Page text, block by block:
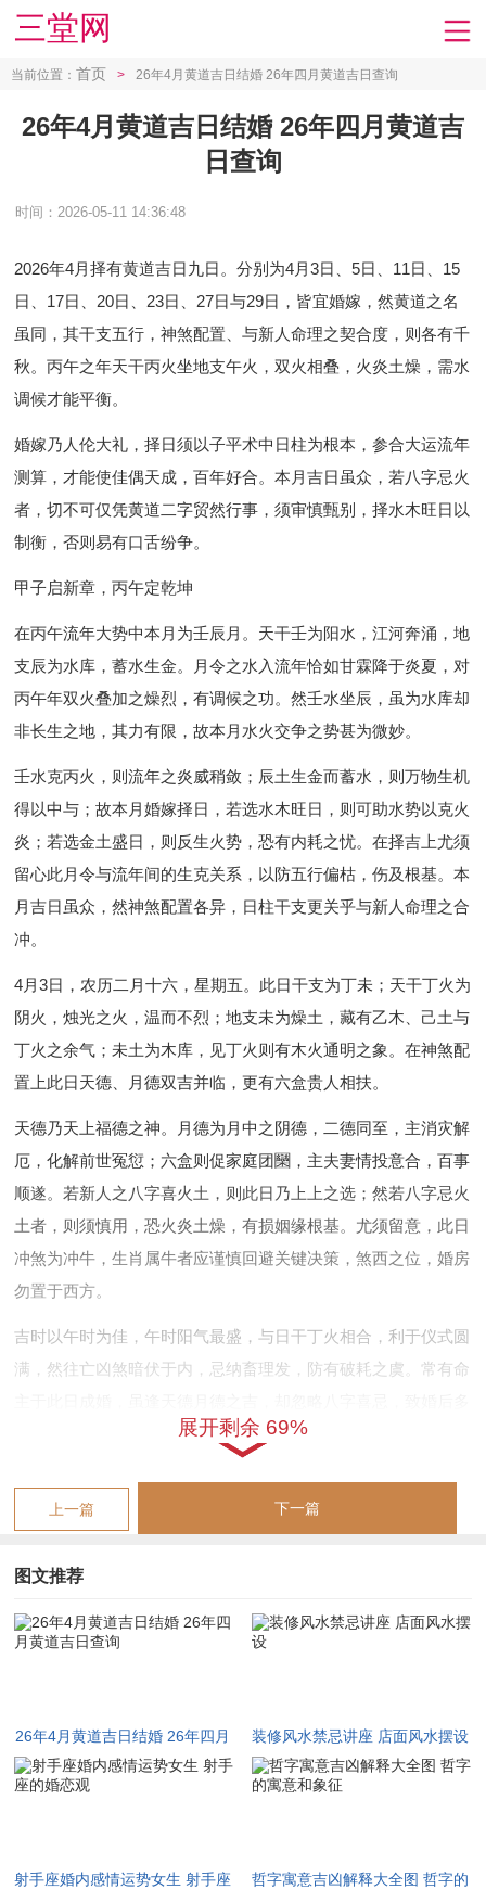
三堂网
当前位置： 首页 > 26年4月黄道吉日结婚 26年四月黄道吉日查询
26年4月黄道吉日结婚 26年四月黄道吉
日查询
时间：2026-05-11 14:36:48
2026年4月择有黄道吉日九日。分别为4月3日、5日、11日、15
日、17日、20日、23日、27日与29日，皆宜婚嫁，然黄道之名
虽同，其干支五行，神煞配置、与新人命理之契合度，则各有千
秋。丙午之年天干丙火坐地支午火，双火相叠，火炎土燥，需水
调候才能平衡。
婚嫁乃人伦大礼，择日须以子平术中日柱为根本，参合大运流年
测算，才能使佳偶天成，百年好合。本月吉日虽众，若八字忌火
者，切不可仅凭黄道二字贸然行事，须审慎甄别，择水木旺日以
制衡，否则易有口舌纷争。
甲子启新章，丙午定乾坤
在丙午流年大势中本月为壬辰月。天干壬为阳水，江河奔涌，地
支辰为水库，蓄水生金。月令之水入流年恰如甘霖降于炎夏，对
丙午年双火叠加之燥烈，有调候之功。然壬水坐辰，虽为水库却
非长生之地，其力有限，故本月水火交争之势甚为微妙。
壬水克丙火，则流年之炎威稍敛；辰土生金而蓄水，则万物生机
得以中与；故本月婚嫁择日，若选水木旺日，则可助水势以克火
炎；若选金土盛日，则反生火势，恐有内耗之忧。在择吉上尤须
留心此月令与流年间的生克关系，以防五行偏枯，伤及根基。本
月吉日虽众，然神煞配置各异，日柱干支更关乎与新人命理之合
冲。
4月3日，农历二月十六，星期五。此日干支为丁未；天干丁火为
阴火，烛光之火，温而不烈；地支未为燥土，藏有乙木、己土与
丁火之余气；未土为木库，见丁火则有木火通明之象。在神煞配
置上此日天德、月德双吉并临，更有六盒贵人相扶。
天德乃天上福德之神。月德为月中之阴德，二德同至，主消灾解
厄，化解前世冤愆；六盒则促家庭团圞，主夫妻情投意合，百事
顺遂。若新人之八字喜火土，则此日乃上上之选；然若八字忌火
土者，则须慎用，恐火炎土燥，有损姻缘根基。尤须留意，此日
冲煞为冲牛，生肖属牛者应谨慎回避关键决策，煞西之位，婚房
勿置于西方。
吉时以午时为佳，午时阳气最盛，与日干丁火相合，利于仪式圆
满，然往亡凶煞暗伏于内，忌纳畜理发，防有破耗之虞。常有命
4月10日，农历二月廿三，星期五。此日干支为甲寅。甲木参天
寅为木之根，双木并立，生机勃勃。月令壬辰之水滋养甲木，有
乃天门之钥，主清贵文雅，婚配得此，夫妻琴瑟与鸣，志趣相
投；天喜为专管男女姻缘之大吉星，主婚事自然而成。
若命主八字喜木者。此日最宜，主夫妻二人日后事业如春木般茁
扶，不宜在此日勉强行事。此日冲猴煞北，生肖属猴者勿近水
泽，婚房忌在北方方位；吉时可取辰时或申时借生气而动，司命
展开剩余 69%
上一篇 下一篇
图文推荐
26年4月黄道吉日结婚 26年四月
黄道吉日查询
装修风水禁忌讲座 店面风水摆设
射手座婚内感情运势女生 射手座
哲字寓意吉凶解释大全图 哲字的